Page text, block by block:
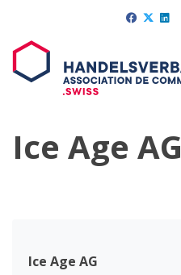
Ice Age AG
Ice Age AG